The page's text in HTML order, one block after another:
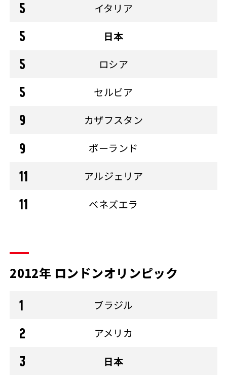
イタリア
日本
ロシア
セルビア
カザフスタン
ポーランド
アルジェリア
ベネズエラ
2012年 ロンドンオリンピック
ブラジル
アメリカ
日本